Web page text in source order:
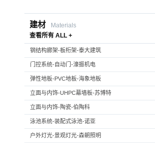
建材
Materials
查看所有 ALL +
钢结构廊架-板桁架-泰大建筑
门控系统-自动门-濠振机电
弹性地板-PVC地板-海象地板
立面与内饰-UHPC幕墙板-苏博特
立面与内饰-陶瓷-伯陶科
泳池系统-装配式泳池-诺亚
户外灯光-景观灯光-森朝照明